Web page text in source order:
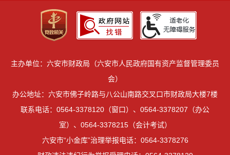
主办单位：六安市财政局（六安市人民政府国有资产监督管理委员
会）
办公地址：六安市佛子岭路与八公山南路交叉口市财政局大楼7楼
联系电话：0564-3378120（窗口）、0564-3378207（办公
室）、0564-3378215（会计考试）
六安市“小金库”治理举报电话：0564-3378276